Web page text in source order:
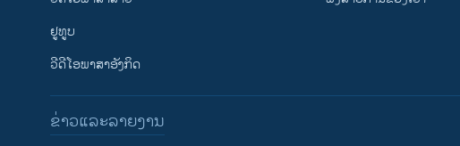
ຢູທູບ
ວີດີໂອພາສາອັງກິດ
ຂ່າວແລະລາຍງານ